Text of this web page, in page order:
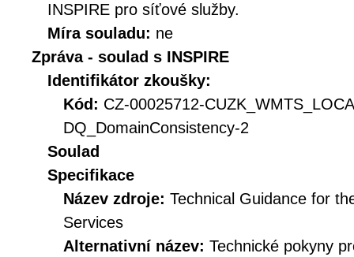
INSPIRE pro síťové služby.
Míra souladu: ne
Zpráva - soulad s INSPIRE
Identifikátor zkoušky:
Kód: CZ-00025712-
DQ_DomainConsistency-2
Soulad
Specifikace
Název zdroje: Technical Guidance for
Services
Alternativní název: Technické pokyny